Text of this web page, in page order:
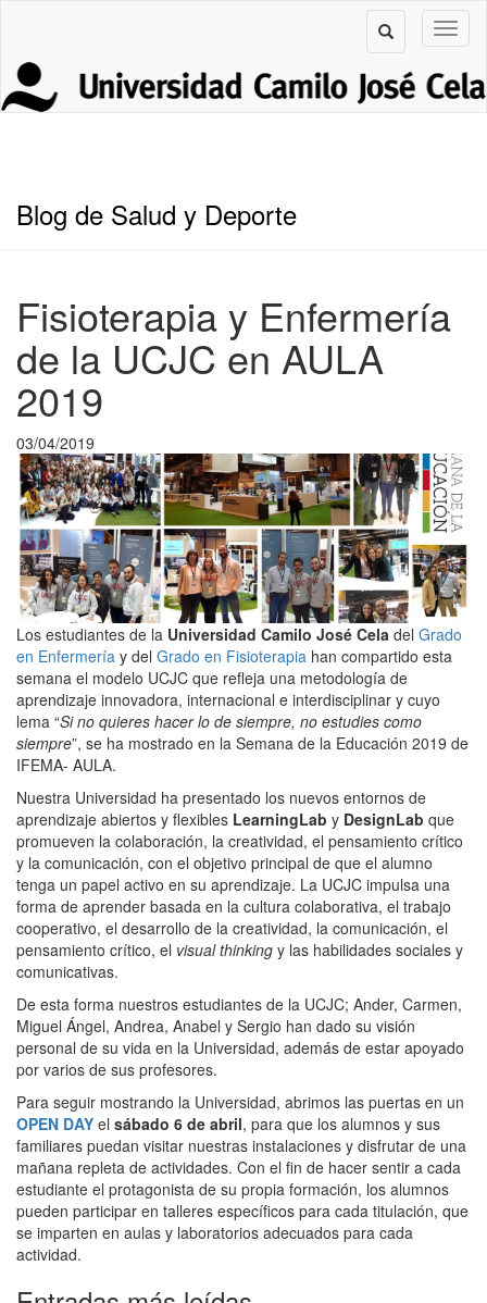
Blog de Salud y Deporte
Fisioterapia y Enfermería
de la UCJC en AULA
2019
03/04/2019
Los estudiantes de la Universidad Camilo José Cela del Grado
en Enfermería y del Grado en Fisioterapia han compartido esta
semana el modelo UCJC que refleja una metodología de
aprendizaje innovadora, internacional e interdisciplinar y cuyo
lema “Si no quieres hacer lo de siempre, no estudies como
siempre”, se ha mostrado en la Semana de la Educación 2019 de
IFEMA- AULA.
Nuestra Universidad ha presentado los nuevos entornos de
aprendizaje abiertos y flexibles LearningLab y DesignLab que
promueven la colaboración, la creatividad, el pensamiento crítico
y la comunicación, con el objetivo principal de que el alumno
tenga un papel activo en su aprendizaje. La UCJC impulsa una
forma de aprender basada en la cultura colaborativa, el trabajo
cooperativo, el desarrollo de la creatividad, la comunicación, el
pensamiento crítico, el visual thinking y las habilidades sociales y
comunicativas.
De esta forma nuestros estudiantes de la UCJC; Ander, Carmen,
Miguel Ángel, Andrea, Anabel y Sergio han dado su visión
personal de su vida en la Universidad, además de estar apoyado
por varios de sus profesores.
Para seguir mostrando la Universidad, abrimos las puertas en un
OPEN DAY el sábado 6 de abril, para que los alumnos y sus
familiares puedan visitar nuestras instalaciones y disfrutar de una
mañana repleta de actividades. Con el fin de hacer sentir a cada
estudiante el protagonista de su propia formación, los alumnos
pueden participar en talleres específicos para cada titulación, que
se imparten en aulas y laboratorios adecuados para cada
actividad.